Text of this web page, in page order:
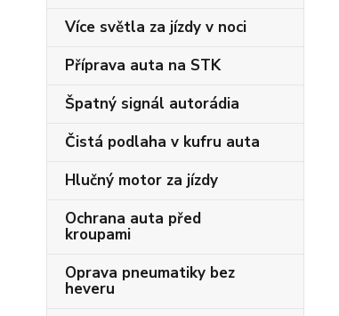
Více světla za jízdy v noci
Příprava auta na STK
Špatný signál autorádia
Čistá podlaha v kufru auta
Hlučný motor za jízdy
Ochrana auta před
kroupami
Oprava pneumatiky bez
heveru